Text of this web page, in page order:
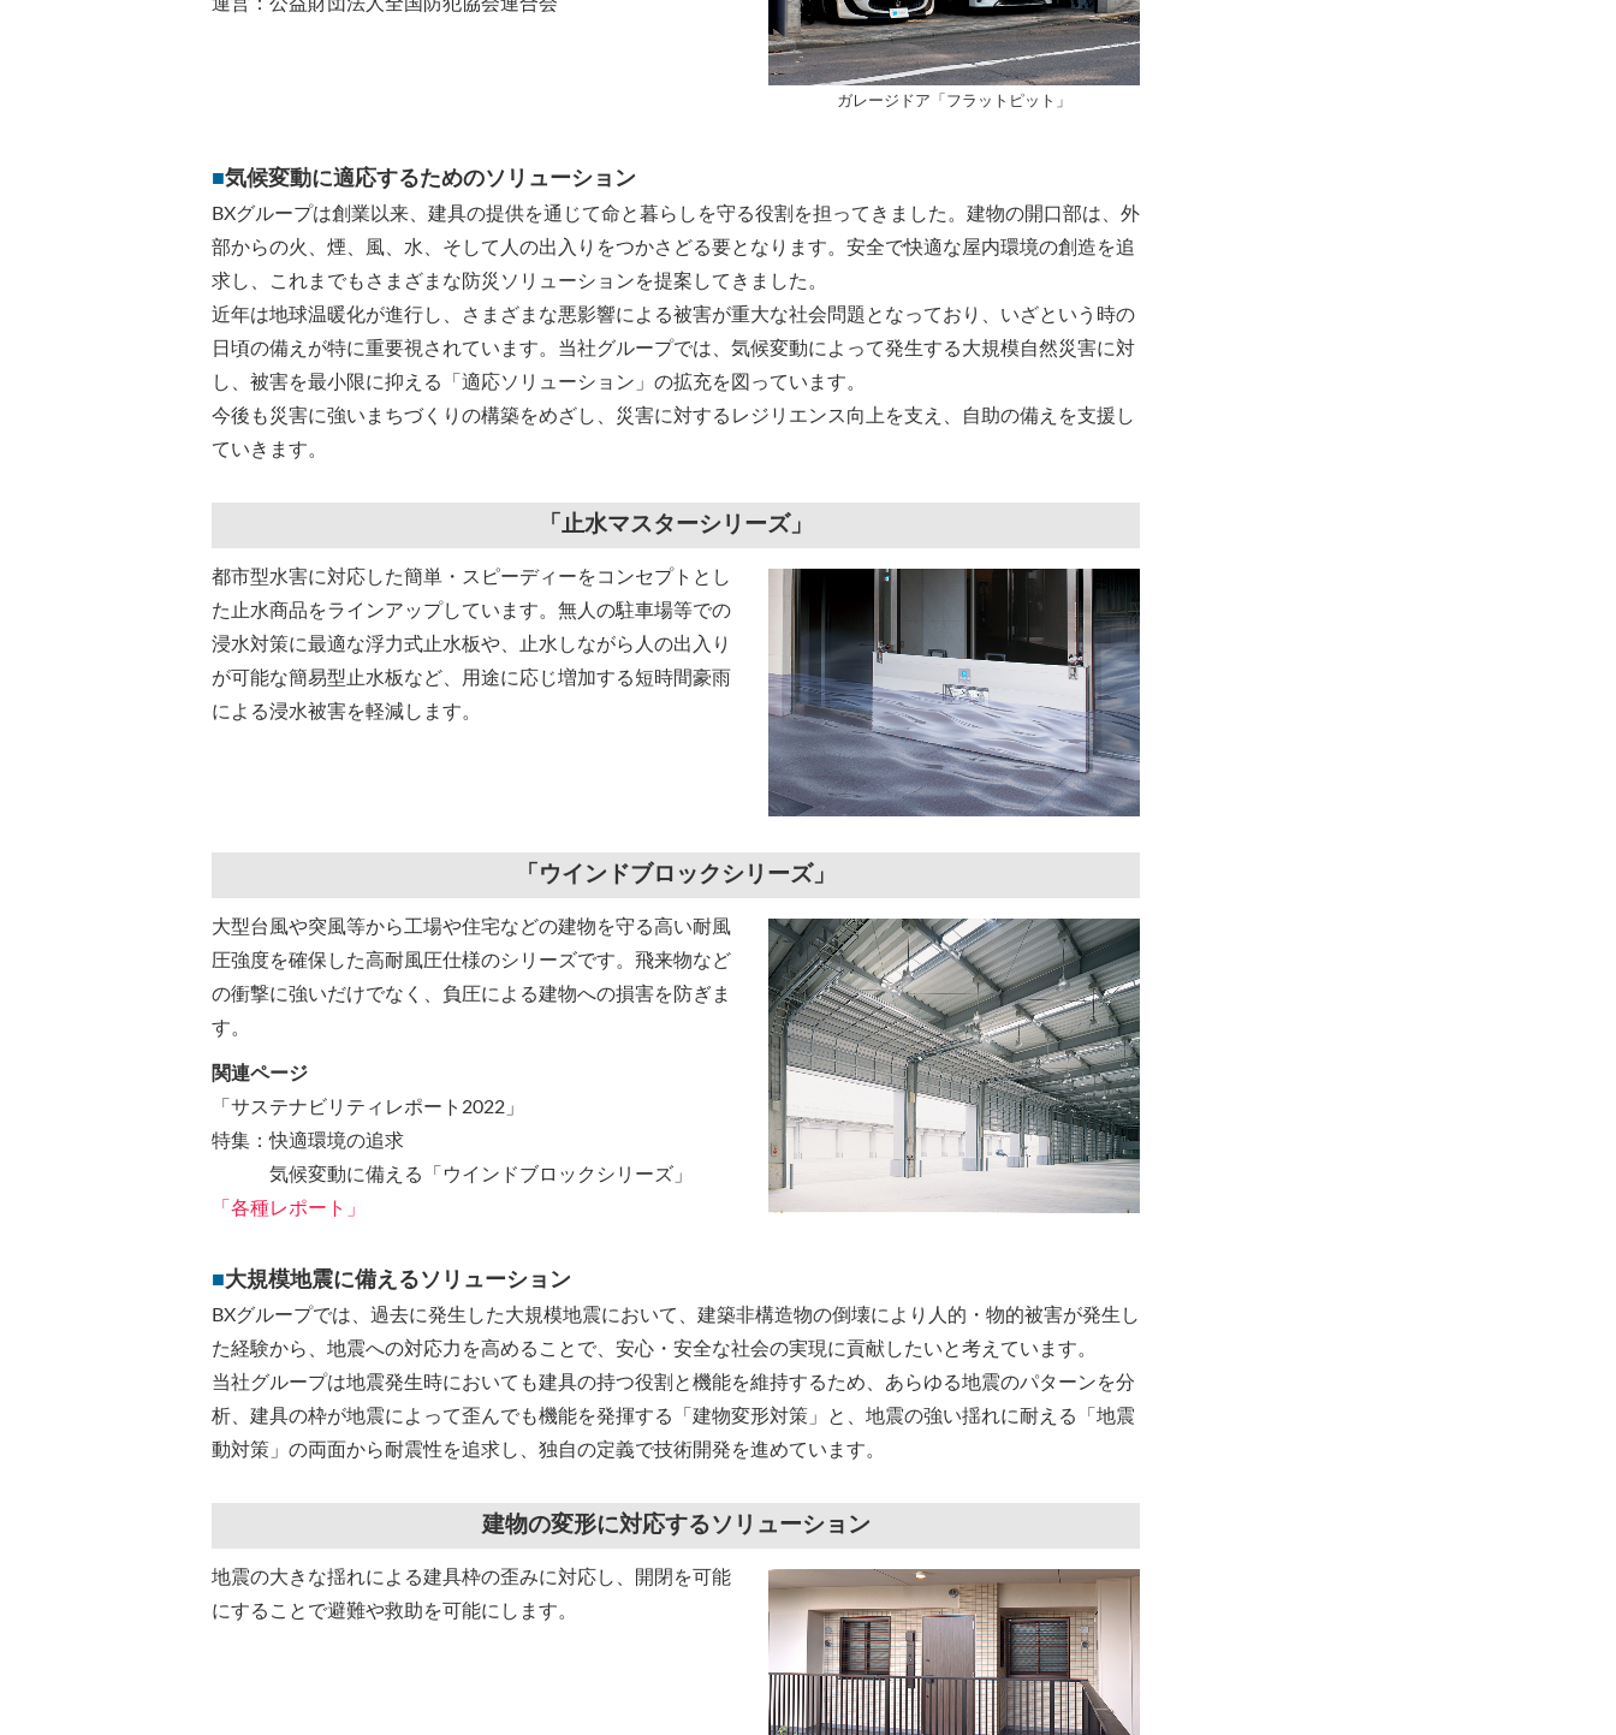
ガレージドア「フラットピット」
■気候変動に適応するためのソリューション
BXグループは創業以来、建具の提供を通じて命と暮らしを守る役割を担ってきました。建物の開口部は、外
部からの火、煙、風、水、そして人の出入りをつかさどる要となります。安全で快適な屋内環境の創造を追
求し、これまでもさまざまな防災ソリューションを提案してきました。
近年は地球温暖化が進行し、さまざまな悪影響による被害が重大な社会問題となっており、いざという時の
日頃の備えが特に重要視されています。当社グループでは、気候変動によって発生する大規模自然災害に対
し、被害を最小限に抑える「適応ソリューション」の拡充を図っています。
今後も災害に強いまちづくりの構築をめざし、災害に対するレジリエンス向上を支え、自助の備えを支援し
ていきます。
「止水マスターシリーズ」
都市型水害に対応した簡単・スピーディーをコンセプトとし
た止水商品をラインアップしています。無人の駐車場等での
浸水対策に最適な浮力式止水板や、止水しながら人の出入り
が可能な簡易型止水板など、用途に応じ増加する短時間豪雨
による浸水被害を軽減します。
「ウインドブロックシリーズ」
大型台風や突風等から工場や住宅などの建物を守る高い耐風
圧強度を確保した高耐風圧仕様のシリーズです。飛来物など
の衝撃に強いだけでなく、負圧による建物への損害を防ぎま
す。
関連ページ
「サステナビリティレポート2022」
特集：快適環境の追求
気候変動に備える「ウインドブロックシリーズ」
「各種レポート」
■大規模地震に備えるソリューション
BXグループでは、過去に発生した大規模地震において、建築非構造物の倒壊により人的・物的被害が発生し
た経験から、地震への対応力を高めることで、安心・安全な社会の実現に貢献したいと考えています。
当社グループは地震発生時においても建具の持つ役割と機能を維持するため、あらゆる地震のパターンを分
析、建具の枠が地震によって歪んでも機能を発揮する「建物変形対策」と、地震の強い揺れに耐える「地震
動対策」の両面から耐震性を追求し、独自の定義で技術開発を進めています。
建物の変形に対応するソリューション
地震の大きな揺れによる建具枠の歪みに対応し、開閉を可能
にすることで避難や救助を可能にします。